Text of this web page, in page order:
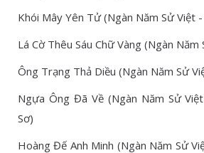
Khói Mây Yên Tử (Ngàn Năm Sử Việt
Lá Cờ Thêu Sáu Chữ Vàng (Ngàn
Ông Trạng Thả Diều (Ngàn Năm Sử
Ngựa Ông Đã Về (Ngàn Năm Sử
Sơ)
Hoàng Đế Anh Minh (Ngàn Năm Sử